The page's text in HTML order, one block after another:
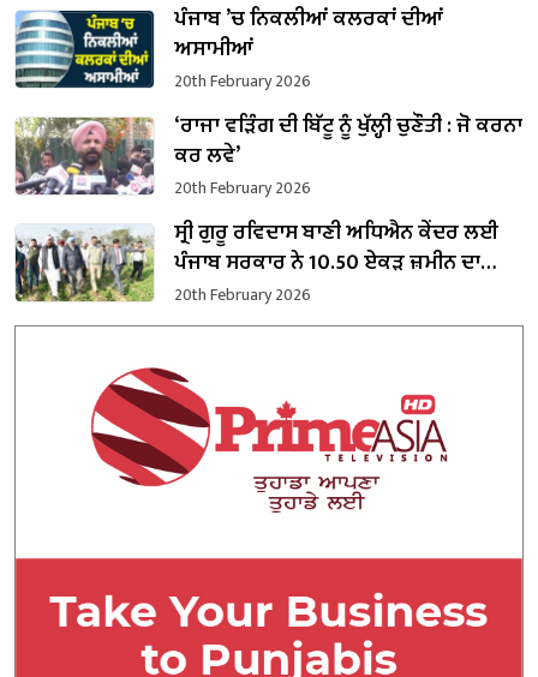
ਪੰਜਾਬ ’ਚ ਨਿਕਲੀਆਂ ਕਲਰਕਾਂ ਦੀਆਂ
ਅਸਾਮੀਆਂ
20th February 2026
‘ਰਾਜਾ ਵੜਿੰਗ ਦੀ ਬਿੱਟੂ ਨੂੰ ਖੁੱਲ੍ਹੀ ਚੁਣੌਤੀ : ਜੋ ਕਰਨਾ
ਕਰ ਲਵੇ’
20th February 2026
ਸ੍ਰੀ ਗੁਰੂ ਰਵਿਦਾਸ ਬਾਣੀ ਅਧਿਐਨ ਕੇਂਦਰ ਲਈ
ਪੰਜਾਬ ਸਰਕਾਰ ਨੇ 10.50 ਏਕੜ ਜ਼ਮੀਨ ਦਾ
ਕਬਜ਼ਾ ਲਿਆ
20th February 2026